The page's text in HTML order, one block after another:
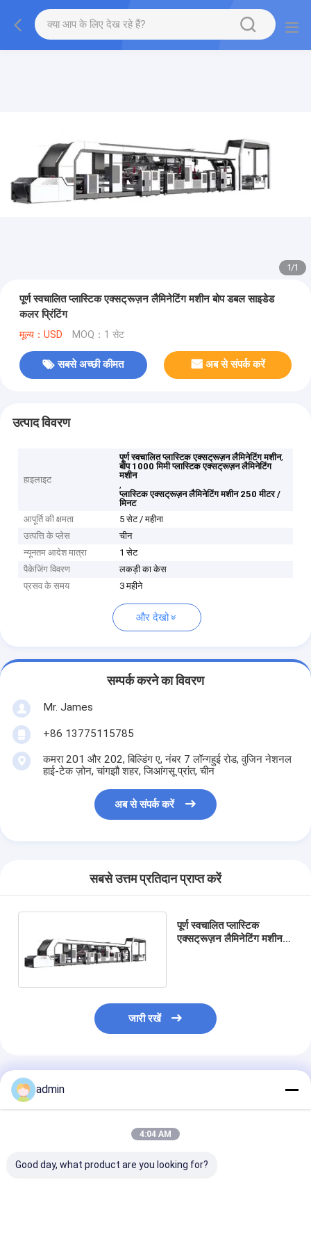
1/1
पूर्ण स्वचालित प्लास्टिक एक्सट्रूज़न लैमिनेटिंग मशीन बोप डबल साइडेड
कलर प्रिंटिंग
मूल्य：USD MOQ：1 सेट
सबसे अच्छी कीमत अब से संपर्क करें
उत्पाद विवरण
हाइलाइट
पूर्ण स्वचालित प्लास्टिक एक्सट्रूज़न लैमिनेटिंग मशीन,
बोप 1000 मिमी प्लास्टिक एक्सट्रूज़न लैमिनेटिंग
मशीन
,
प्लास्टिक एक्सट्रूज़न लैमिनेटिंग मशीन 250 मीटर /
मिनट
आपूर्ति की क्षमता
5 सेट / महीना
उत्पत्ति के प्लेस
चीन
न्यूनतम आदेश मात्रा
1 सेट
पैकेजिंग विवरण
लकड़ी का केस
प्रसव के समय
3 महीने
और देखो
सम्पर्क करने का विवरण
Mr. James
+86 13775115785
कमरा 201 और 202, बिल्डिंग ए, नंबर 7 लॉन्गहुई रोड, वुजिन नेशनल
हाई-टेक ज़ोन, चांगझौ शहर, जिआंगसू प्रांत, चीन
अब से संपर्क करें
सबसे उत्तम प्रतिदान प्राप्त करें
पूर्ण स्वचालित प्लास्टिक
एक्सट्रूज़न लैमिनेटिंग मशीन
जारी रखें
अनुशंसित उत्पाद
admin
4:04 AM
Good day, what product are you looking for?